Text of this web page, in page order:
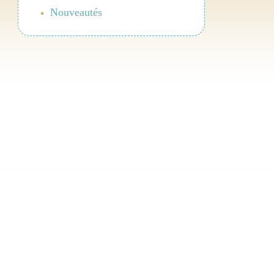
Nouveautés